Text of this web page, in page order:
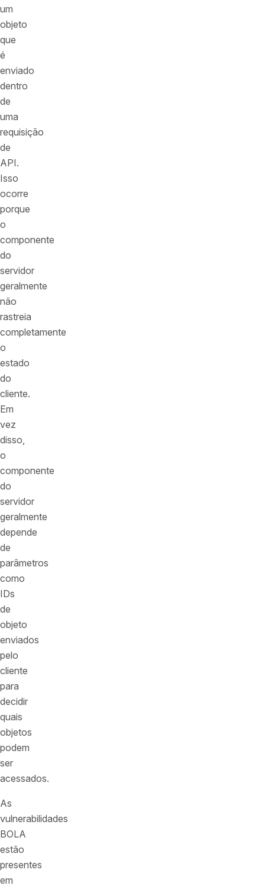
um
objeto
que
é
enviado
dentro
de
uma
requisição
de
API.
Isso
ocorre
porque
o
componente
do
servidor
geralmente
não
rastreia
completamente
o
estado
do
cliente.
Em
vez
disso,
o
componente
do
servidor
geralmente
depende
de
parâmetros
como
IDs
de
objeto
enviados
pelo
cliente
para
decidir
quais
objetos
podem
ser
acessados.
As
vulnerabilidades
BOLA
estão
presentes
em